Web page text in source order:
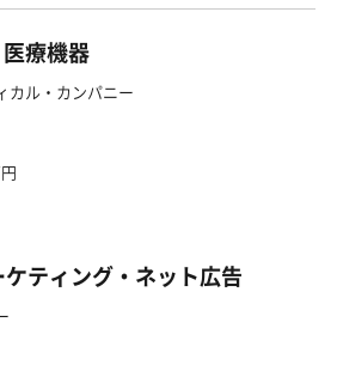
療機器
カル・カンパニー
ティング・ネット広告